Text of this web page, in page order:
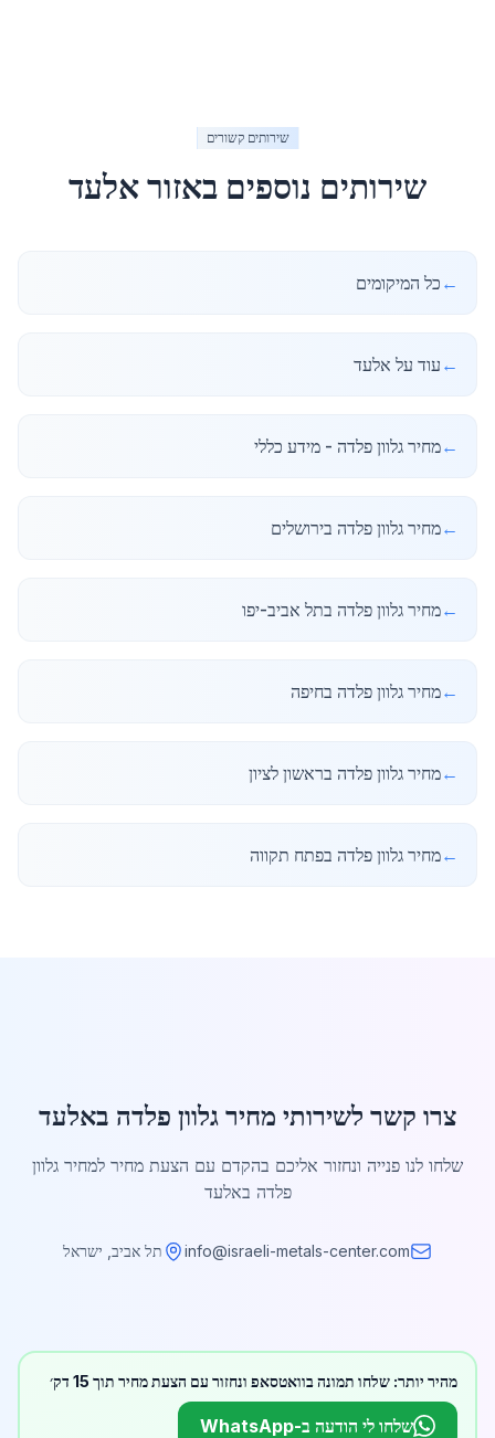
שירותים קשורים
שירותים נוספים באזוראלעד
← כל המיקומים
← עוד על אלעד
←מחיר גלוון פלדה - מידע כללי
←מחיר גלוון פלדה בירושלים
←מחיר גלוון פלדה בתל אביב-יפו
←מחיר גלוון פלדה בחיפה
←מחיר גלוון פלדה בראשון לציון
←מחיר גלוון פלדה בפתח תקווה
צרו קשר לשירותי מחיר גלוון פלדה באלעד
שלחו לנו פנייה ונחזור אליכם בהקדם עם הצעת מחיר למחיר גלוון
פלדה באלעד
info@israeli-metals-center.com תל אביב, ישראל
מהיר יותר: שלחו תמונה בוואטסאפ ונחזור עם הצעת מחיר תוך 15 דק׳
שלחו לי הודעה ב-WhatsApp